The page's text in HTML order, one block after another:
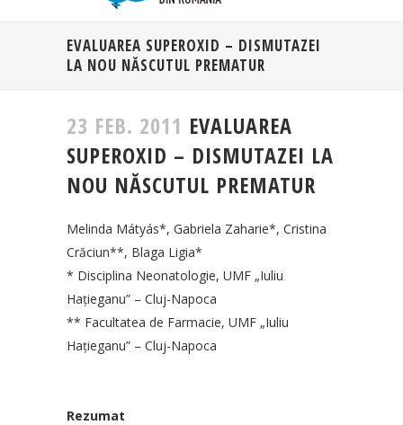
EVALUAREA SUPEROXID – DISMUTAZEI
LA NOU NĂSCUTUL PREMATUR
23 FEB. 2011 EVALUAREA
SUPEROXID – DISMUTAZEI LA
NOU NĂSCUTUL PREMATUR
Melinda Mátyás*, Gabriela Zaharie*, Cristina
Crăciun**, Blaga Ligia*
* Disciplina Neonatologie, UMF „Iuliu
Haţieganu” – Cluj-Napoca
** Facultatea de Farmacie, UMF „Iuliu
Haţieganu” – Cluj-Napoca
Rezumat